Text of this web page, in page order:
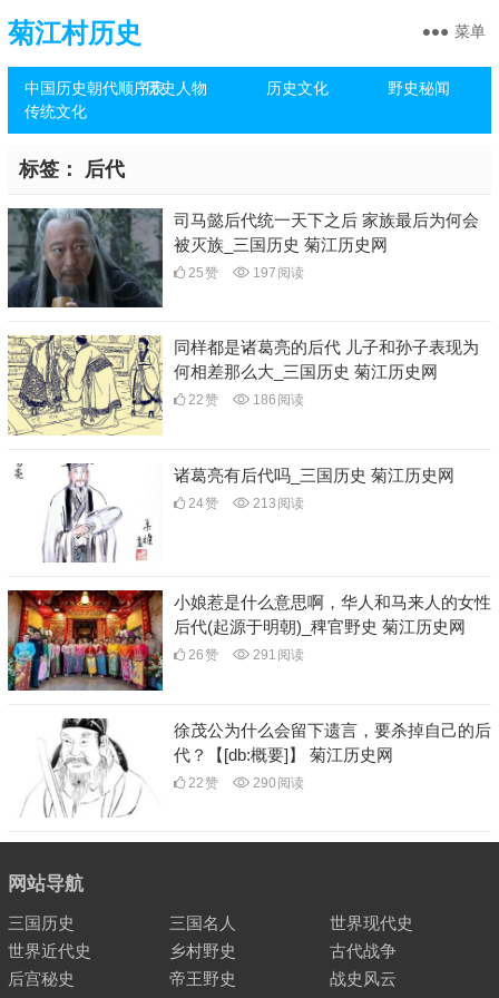
菊江村历史
中国历史朝代顺序表历史人物 历史文化
野史秘闻
传统文化
菜单
标签： 后代
司马懿后代统一天下之后 家族最后为何会
被灭族_三国历史 菊江历史网
25赞 197 阅读
同样都是诸葛亮的后代 儿子和孙子表现为
何相差那么大_三国历史 菊江历史网
22赞 186 阅读
诸葛亮有后代吗_三国历史 菊江历史网
24赞 213 阅读
小娘惹是什么意思啊，华人和马来人的女性
后代(起源于明朝)_稗官野史 菊江历史网
26赞 291 阅读
徐茂公为什么会留下遗言，要杀掉自己的后
代？【[db:概要]】 菊江历史网
22赞 290 阅读
网站导航
三国历史 三国名人
世界现代史
世界近代史
乡村野史
古代战争
后宫秘史
帝王野史 战史风云